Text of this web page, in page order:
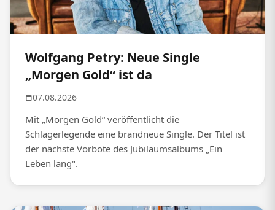
Wolfgang Petry: Neue Single
„Morgen Gold“ ist da
07.08.2026
Mit „Morgen Gold“ veröffentlicht die
Schlagerlegende eine brandneue Single. Der Titel ist
der nächste Vorbote des Jubiläumsalbums „Ein
Leben lang".